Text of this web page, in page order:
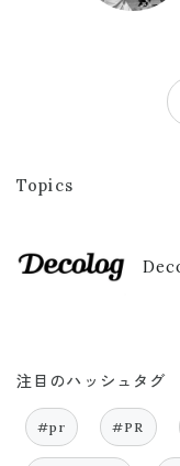
Topics
注目のハッシュタグ
#pr #PR